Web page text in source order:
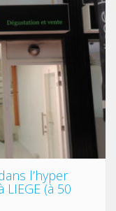
l’hyper
(à 50